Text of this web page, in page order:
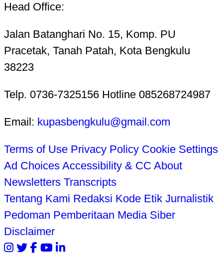
Head Office:
Jalan Batanghari No. 15, Komp. PU
Pracetak, Tanah Patah, Kota Bengkulu
38223
Telp. 0736-7325156 Hotline 085268724987
Email: kupasbengkulu@gmail.com
Terms of Use Privacy Policy Cookie Settings
Ad Choices Accessibility & CC About
Newsletters Transcripts
Tentang Kami Redaksi Kode Etik Jurnalistik
Pedoman Pemberitaan Media Siber
Disclaimer